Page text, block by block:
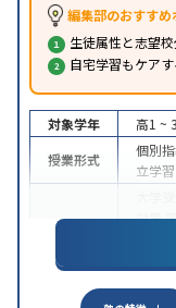
編集部のおすすめ
生徒属性と志望
自宅学習もケア
対象学年
高1 ~ 3
授業形式
個別
立学習
大学
対策
特徴
授業